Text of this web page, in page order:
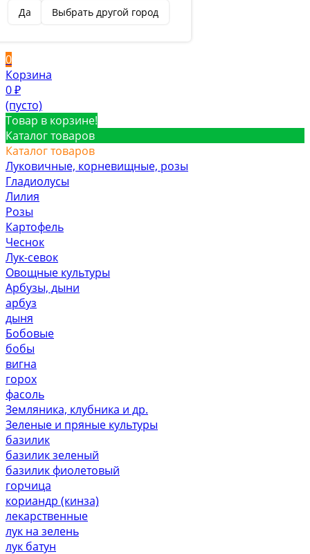
Да Выбрать другой город
Вход
0
Корзина
0 ₽
(пусто)
Товар в корзине!
Каталог товаров
Каталог товаров
Луковичные, корневищные, розы
Гладиолусы
Лилия
Розы
Картофель
Чеснок
Лук-севок
Овощные культуры
Арбузы, дыни
арбуз
дыня
Бобовые
бобы
вигна
горох
фасоль
Земляника, клубника и др.
Зеленые и пряные культуры
базилик
базилик зеленый
базилик фиолетовый
горчица
кориандр (кинза)
лекарственные
лук на зелень
лук батун